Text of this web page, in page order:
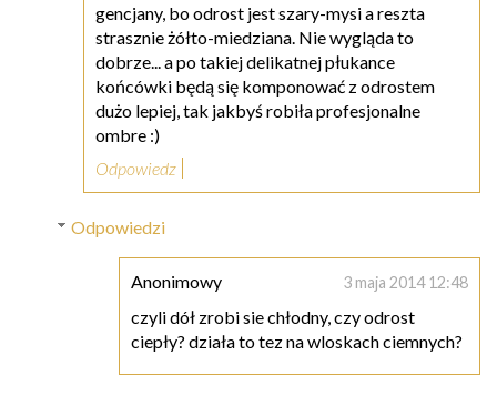
gencjany, bo odrost jest szary-mysi a reszta
strasznie żółto-miedziana. Nie wygląda to
dobrze... a po takiej delikatnej płukance
końcówki będą się komponować z odrostem
dużo lepiej, tak jakbyś robiła profesjonalne
ombre :)
Odpowiedz
Odpowiedzi
Anonimowy 3 maja 2014 12:48
czyli dół zrobi sie chłodny, czy odrost
ciepły? działa to tez na wloskach ciemnych?